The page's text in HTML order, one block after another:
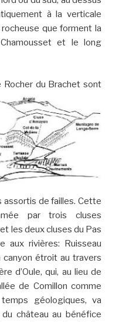
à la verticale
que forment la
et le long
du Brachet sont
de failles. Cette
par trois cluses
les deux cluses du Pas
aux rivières: Ruisseau
canyon étroit au travers
d’Oule, qui, au lieu de
de Comillon comme
géologiques, va
château au bénéfice